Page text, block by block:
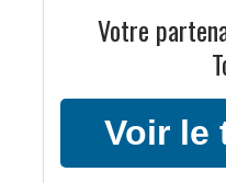
Votre